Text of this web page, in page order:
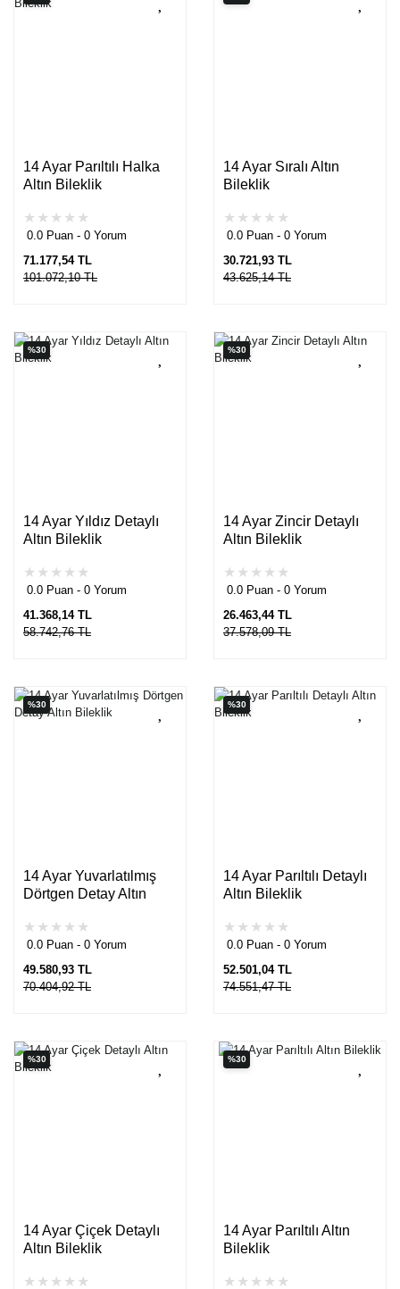
14 Ayar Parıltılı Halka
Altın Bileklik
0.0 Puan - 0 Yorum
71.177,54 TL
101.072,10 TL
14 Ayar Sıralı Altın
Bileklik
0.0 Puan - 0 Yorum
30.721,93 TL
43.625,14 TL
%30
14 Ayar Yıldız Detaylı
Altın Bileklik
0.0 Puan - 0 Yorum
41.368,14 TL
58.742,76 TL
%30
14 Ayar Zincir Detaylı
Altın Bileklik
0.0 Puan - 0 Yorum
26.463,44 TL
37.578,09 TL
%30
14 Ayar Yuvarlatılmış
Dörtgen Detay Altın
0.0 Puan - 0 Yorum
49.580,93 TL
70.404,92 TL
%30
14 Ayar Parıltılı Detaylı
Altın Bileklik
0.0 Puan - 0 Yorum
52.501,04 TL
74.551,47 TL
%30
14 Ayar Çiçek Detaylı
Altın Bileklik
%30
14 Ayar Parıltılı Altın
Bileklik